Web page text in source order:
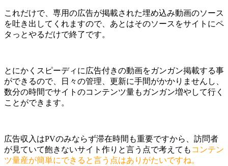
これだけで、専用の広告が掲載された埋め込み動画のソース
を吐き出してくれますので、あとはそのソースをサイトにペ
タっとやるだけで終了です。
とにかくスピーディに広告付きの動画をガンガン掲載する事
ができるので、日々の管理、更新に手間がかかりませんし、
数分の時間でサイトのコンテンツ量もガンガン増やして行く
ことができます。
広告収入はPVのみならず滞在時間も重要ですから、訪問者
が見ていて飽きないサイト作りと言う点で考えても コンテン
ツ量産が簡単にできると言う点はありがたいですね。